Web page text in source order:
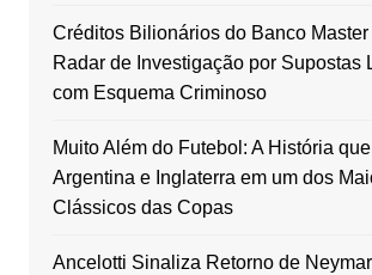
Créditos Bilionários do Banco
Radar de Investigação por Supostas
com Esquema Criminoso
Muito Além do Futebol: A História
Argentina e Inglaterra em um dos
Clássicos das Copas
Ancelotti Sinaliza Retorno de